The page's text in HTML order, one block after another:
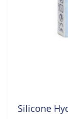
Silicone